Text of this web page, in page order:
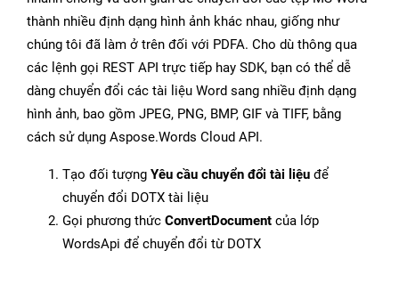
thành nhiều định dạng hình ảnh khác nhau, giống như
chúng tôi đã làm ở trên đối với PDFA. Cho dù thông qua
các lệnh gọi REST API trực tiếp hay SDK, bạn có thể dễ
dàng chuyển đổi các tài liệu Word sang nhiều định dạng
hình ảnh, bao gồm JPEG, PNG, BMP, GIF và TIFF, bằng
cách sử dụng Aspose.Words Cloud API.
Tạo đối tượng Yêu cầu chuyển đổi tài liệu để
chuyển đổi DOTX tài liệu
Gọi phương thức ConvertDocument của lớp
WordsApi để chuyển đổi từ DOTX